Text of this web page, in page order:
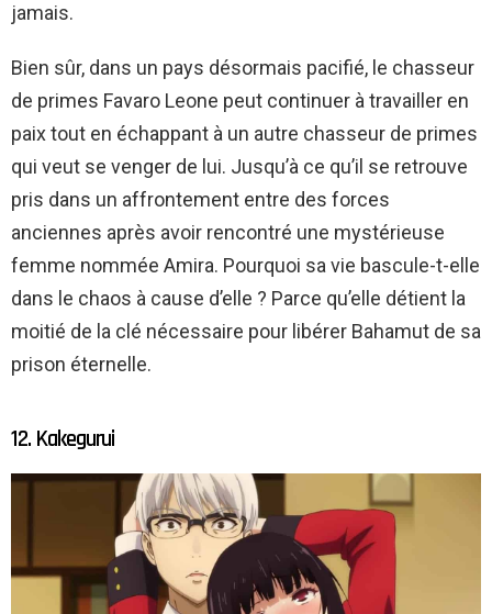
jamais.
Bien sûr, dans un pays désormais pacifié, le chasseur
de primes Favaro Leone peut continuer à travailler en
paix tout en échappant à un autre chasseur de primes
qui veut se venger de lui. Jusqu’à ce qu’il se retrouve
pris dans un affrontement entre des forces
anciennes après avoir rencontré une mystérieuse
femme nommée Amira. Pourquoi sa vie bascule-t-elle
dans le chaos à cause d’elle ? Parce qu’elle détient la
moitié de la clé nécessaire pour libérer Bahamut de sa
prison éternelle.
12. Kakegurui